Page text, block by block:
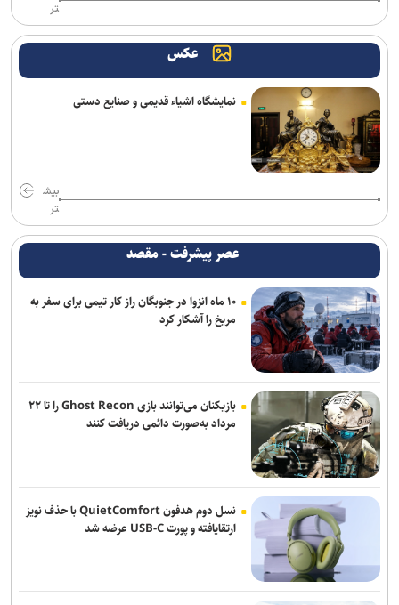
میلیارد دلاری بودجه نظامی در بحبوحه بحران اقتصادی
پیام وزیر کشور به مناسبت روز خبرنگار
یورش صهیونیست‌ها به چند منطقه در کرانه باختری
عارف: جنگ اصلی امروز، جنگ روایت‌ها بر سر امید و هویت ملی است
اعتراف رسانه‌های خارجی به شکست ترامپ حاصل مجاهدت رسانه‌های
انقلابی است
عراقچی: توافق با عمان نزدیک است/ تکذیب سهم ۱۱ درصدی ایران از خزر
تر
عکس
نمایشگاه اشیاء قدیمی و صنایع دستی
بیش
تر
عصر پیشرفت - مقصد
۱۰ ماه انزوا در جنوبگان راز کار تیمی برای سفر به
مریخ را آشکار کرد
بازیکنان می‌توانند بازی Ghost Recon را تا ۲۲
مرداد به‌صورت دائمی دریافت کنند
نسل دوم هدفون QuietComfort با حذف نویز
ارتقایافته و پورت USB-C عرضه شد